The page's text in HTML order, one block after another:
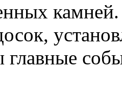
главные